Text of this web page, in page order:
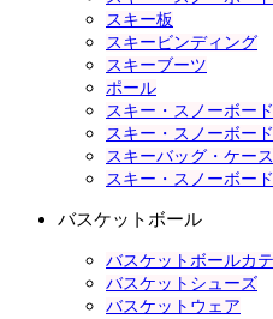
スキー板
スキービンディング
スキーブーツ
ポール
スキー・スノーボー
スキー・スノーボー
スキーバッグ・ケース
スキー・スノーボー
バスケットボール
バスケットボールカ
バスケットシューズ
バスケットウェア